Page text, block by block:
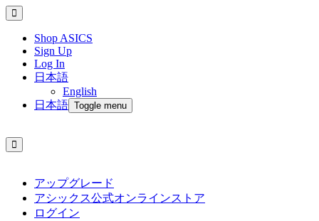
Shop ASICS
Sign Up
Log In
日本語
English
日本語 Toggle menu
アップグレード
アシックス公式オンラインストア
ログイン